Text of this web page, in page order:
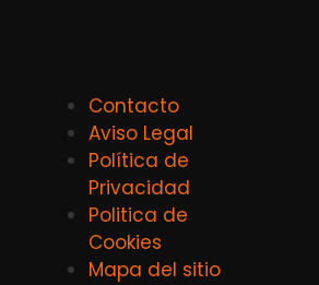
Contacto
Aviso Legal
Política de
Privacidad
Politica de
Cookies
Mapa del sitio